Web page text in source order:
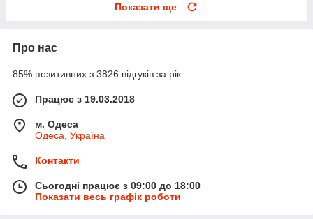
Показати ще
Про нас
85% позитивних з 3826 відгуків за рік
Працює з 19.03.2018
м. Одеса
Одеса, Україна
Контакти
Сьогодні працює з 09:00 до 18:00
Показати весь графік роботи